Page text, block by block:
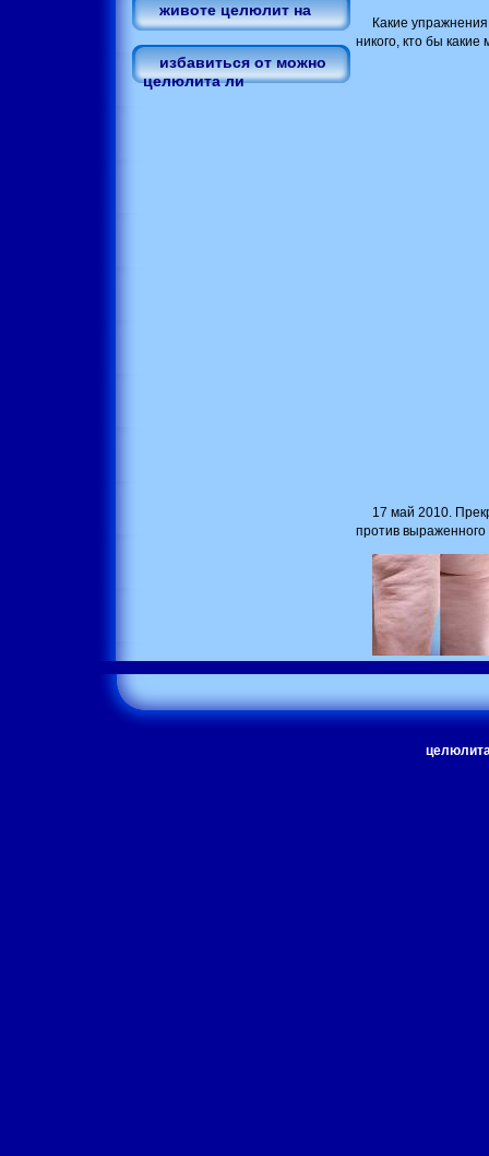
животе целюлит на
избавиться от можно
целюлита ли
Какие
никого, кто бы
17 май 2010.
против